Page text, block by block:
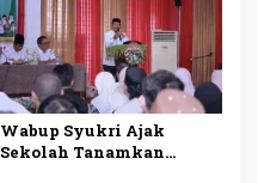
Wabup Syukri Ajak
Sekolah Tanamkan